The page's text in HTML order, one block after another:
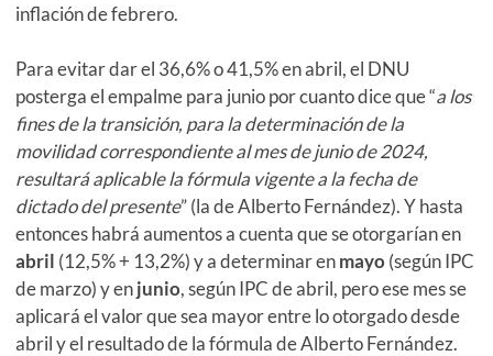
inflación de febrero.
Para evitar dar el 36,6% o 41,5% en abril, el DNU
posterga el empalme para junio por cuanto dice que “a los
fines de la transición, para la determinación de la
movilidad correspondiente al mes de junio de 2024,
resultará aplicable la fórmula vigente a la fecha de
dictado del presente” (la de Alberto Fernández). Y hasta
entonces habrá aumentos a cuenta que se otorgarían en
abril (12,5% + 13,2%) y a determinar enmayo (según IPC
de marzo) y enjunio, según IPC de abril, pero ese mes se
aplicará el valor que sea mayor entre lo otorgado desde
abril y el resultado de la fórmula de Alberto Fernández.